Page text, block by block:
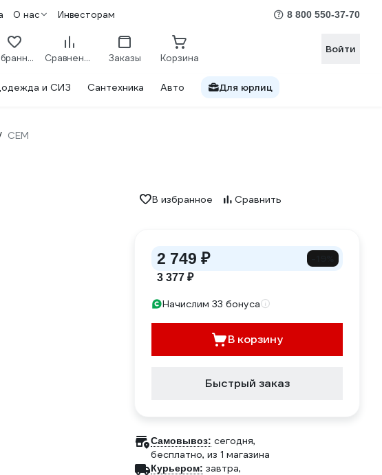
О нас Инвесторам 8 800 550-37-70
Избранное Сравнение Заказы Корзина
Войти
и СИЗ Сантехника Авто Для юрлиц
СЕМ
В избранное Сравнить
2 749 ₽
3 377 ₽
Начислим 33 бонуса
В корзину
Быстрый заказ
Самовывоз: сегодня,
бесплатно, из 1 магазина
Курьером: завтра,